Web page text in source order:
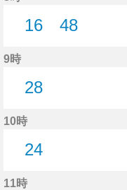
16
48
9時
28
10時
24
11時